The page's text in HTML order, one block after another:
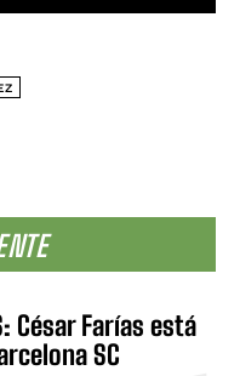
César Farías está
SC